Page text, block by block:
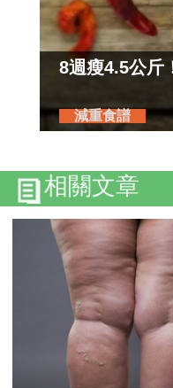
8週瘦4.5公斤
減重食譜
相關文章